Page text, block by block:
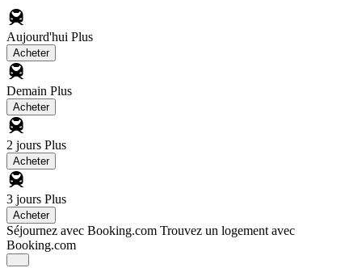
Aujourd'hui Plus
Acheter
Demain Plus
Acheter
2 jours Plus
Acheter
3 jours Plus
Acheter
Séjournez avec Booking.com Trouvez un logement avec
Booking.com